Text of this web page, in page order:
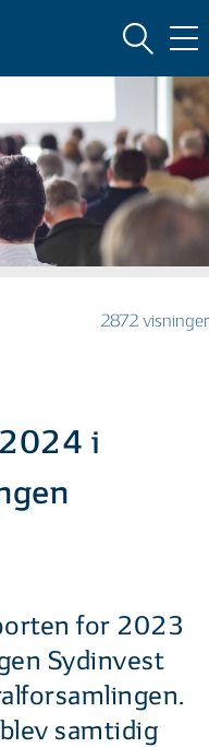
2872 visninger
i
for 2023
Sydinvest
samtidig